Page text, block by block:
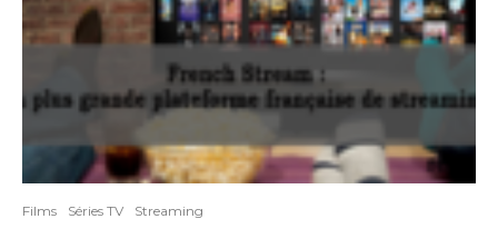
Films Séries TV Streaming